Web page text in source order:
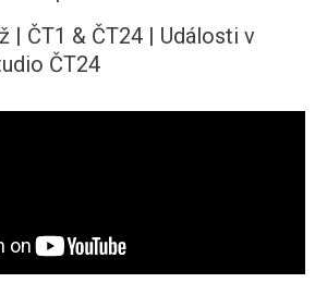
| ČT1 & ČT24 | Události v
ČT24